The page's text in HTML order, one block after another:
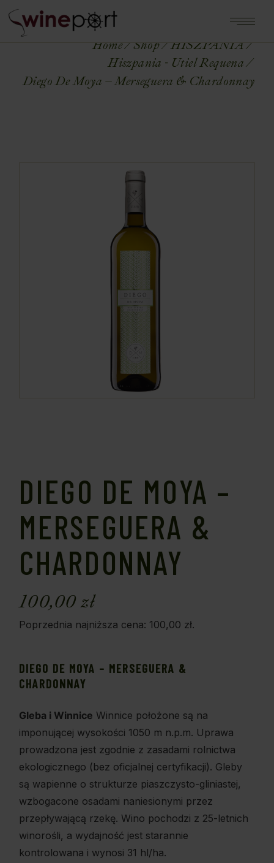
Home Shop
HISZPANIA
Hiszpania - Utiel Requena
Diego De Moya – Merseguera & Chardonnay
DIEGO DE MOYA –
MERSEGUERA &
CHARDONNAY
100,00zł
Poprzednia najniższa cena: 100,00 zł.
DIEGO DE MOYA – MERSEGUERA &
CHARDONNAY
Gleba i Winnice Winnice położone są na
imponującej wysokości 1050 m n.p.m. Uprawa
prowadzona jest zgodnie z zasadami rolnictwa
ekologicznego (bez oficjalnej certyfikacji). Gleby
są wapienne o strukturze piaszczysto-gliniastej,
wzbogacone osadami naniesionymi przez
przepływającą rzekę. Wino pochodzi z 25-letnich
winorośli, a wydajność jest starannie
kontrolowana i wynosi 31 hl/ha.